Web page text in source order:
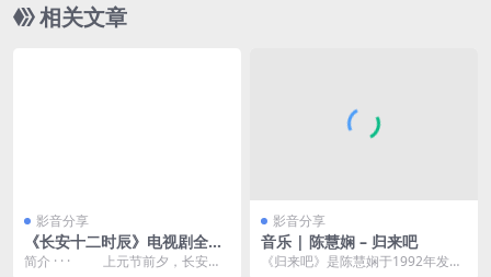
相关文章
影音分享
《长安十二时辰》电视剧全集
高清
简介 · · · 上元节前夕，长安城
影音分享
音乐 | 陈慧娴 – 归来吧
《归来吧》是陈慧娴于1992年发行